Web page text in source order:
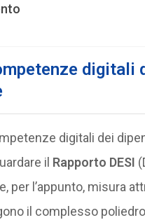
digitali
digitali dei
il Rapporto DESI
per l’appunto, misura
il complesso